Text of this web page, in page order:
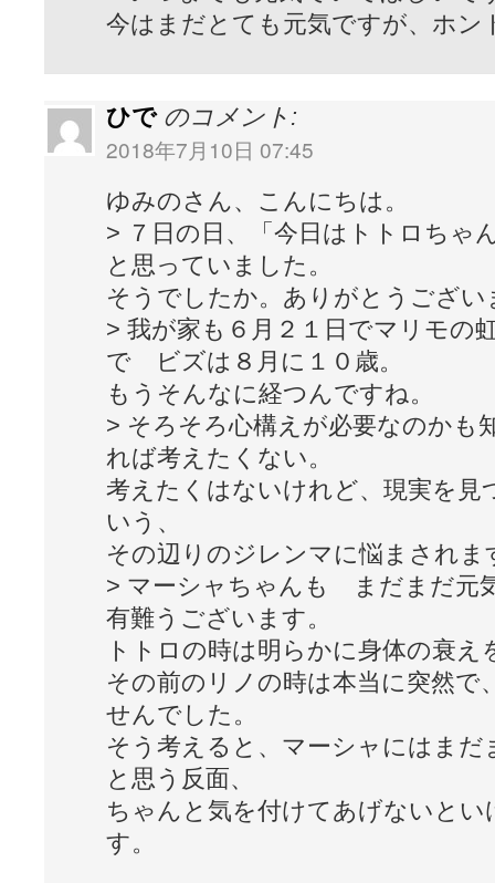
今はまだとても元気ですが、ホン
ひで のコメント:
2018年7月10日 07:45
ゆみのさん、こんにちは。
> ７日の日、「今日はトトロちゃ
と思っていました。
そうでしたか。ありがとうござい
> 我が家も６月２１日でマリモの
で ビズは８月に１０歳。
もうそんなに経つんですね。
> そろそろ心構えが必要なのか
れば考えたくない。
考えたくはないけれど、現実を見
いう、
その辺りのジレンマに悩まされま
> マーシャちゃんも まだまだ元
有難うございます。
トトロの時は明らかに身体の衰
その前のリノの時は本当に突然で
せんでした。
そう考えると、マーシャにはまだ
と思う反面、
ちゃんと気を付けてあげないと
す。